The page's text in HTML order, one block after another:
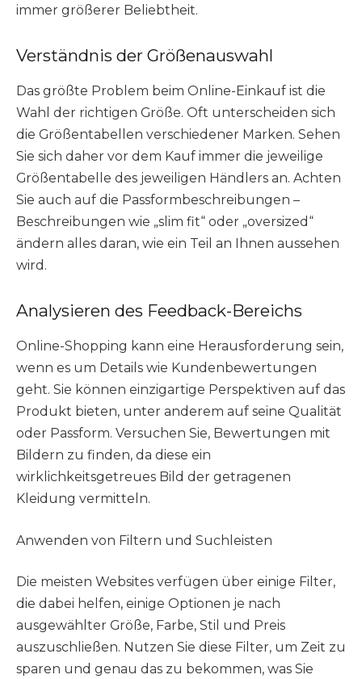
immer größerer Beliebtheit.
Verständnis der Größenauswahl
Das größte Problem beim Online-Einkauf ist die
Wahl der richtigen Größe. Oft unterscheiden sich
die Größentabellen verschiedener Marken. Sehen
Sie sich daher vor dem Kauf immer die jeweilige
Größentabelle des jeweiligen Händlers an. Achten
Sie auch auf die Passformbeschreibungen –
Beschreibungen wie „slim fit“ oder „oversized“
ändern alles daran, wie ein Teil an Ihnen aussehen
wird.
Analysieren des Feedback-Bereichs
Online-Shopping kann eine Herausforderung sein,
wenn es um Details wie Kundenbewertungen
geht. Sie können einzigartige Perspektiven auf das
Produkt bieten, unter anderem auf seine Qualität
oder Passform. Versuchen Sie, Bewertungen mit
Bildern zu finden, da diese ein
wirklichkeitsgetreues Bild der getragenen
Kleidung vermitteln.
Anwenden von Filtern und Suchleisten
Die meisten Websites verfügen über einige Filter,
die dabei helfen, einige Optionen je nach
ausgewählter Größe, Farbe, Stil und Preis
auszuschließen. Nutzen Sie diese Filter, um Zeit zu
sparen und genau das zu bekommen, was Sie